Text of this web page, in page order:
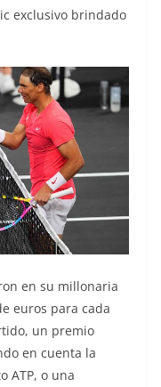
exclusivo brindado
en su millonaria
euros para cada
un premio
en cuenta la
ATP, o una